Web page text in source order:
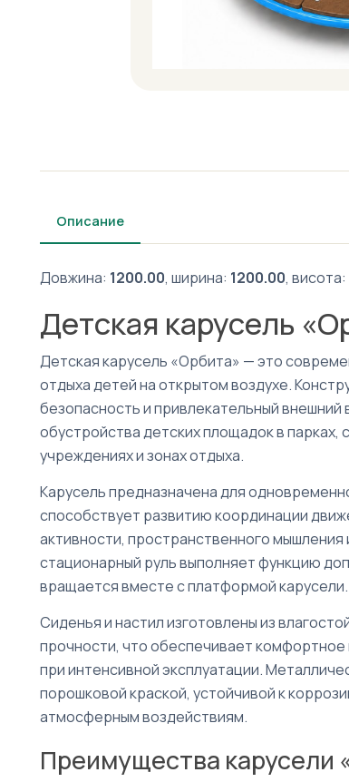
Описание
Довжина: 1200.00, ширина: 1200.00, висота:
Детская карусель
Детская карусель «Орбита» — это
отдыха детей на открытом воздухе.
безопасность и привлекательный
обустройства детских площадок в парках,
учреждениях и зонах отдыха.
Карусель предназначена для
способствует развитию координации
активности, пространственного
стационарный руль выполняет функцию
вращается вместе с платформой карусели.
Сиденья и настил изготовлены из
прочности, что обеспечивает
при интенсивной эксплуатации.
порошковой краской, устойчивой к
атмосферным воздействиям.
Преимущества карусели